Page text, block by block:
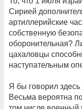
Сирией
артиллерийские
собственную
оборонительная?
цахаловцы
наступательным
Я бы говорил
Весьма вероятна